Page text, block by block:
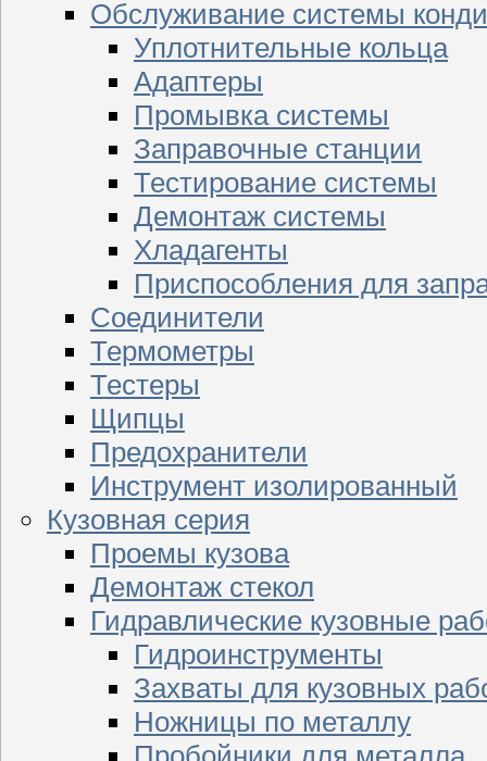
Обслуживание системы
Уплотнительные кольца
Адаптеры
Промывка системы
Заправочные станции
Тестирование системы
Демонтаж системы
Хладагенты
Приспособления для
Соединители
Термометры
Тестеры
Щипцы
Предохранители
Инструмент изолированный
Кузовная серия
Проемы кузова
Демонтаж стекол
Гидравлические кузовные
Гидроинструменты
Захваты для кузовных
Ножницы по металлу